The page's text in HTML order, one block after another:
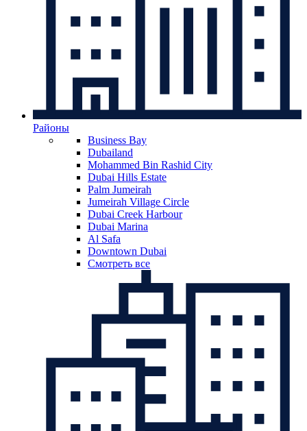
Районы
Business Bay
Dubailand
Mohammed Bin Rashid City
Dubai Hills Estate
Palm Jumeirah
Jumeirah Village Circle
Dubai Creek Harbour
Dubai Marina
Al Safa
Downtown Dubai
Смотреть все